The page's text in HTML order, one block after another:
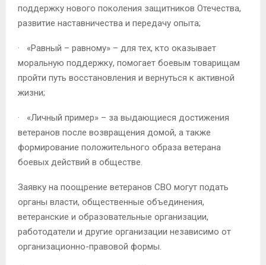
поддержку нового поколения защитников Отечества,
развитие наставничества и передачу опыта;
· «Равный – равному» – для тех, кто оказывает
моральную поддержку, помогает боевым товарищам
пройти путь восстановления и вернуться к активной
жизни;
· «Личный пример» – за выдающиеся достижения
ветеранов после возвращения домой, а также
формирование положительного образа ветерана
боевых действий в обществе.
Заявку на поощрение ветеранов СВО могут подать
органы власти, общественные объединения,
ветеранские и образовательные организации,
работодатели и другие организации независимо от
организационно-правовой формы.